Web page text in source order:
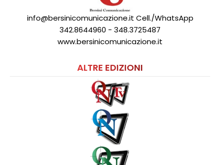
info@bersinicomunicazione.it Cell./WhatsApp
342.8644960 - 348.3725487
www.bersinicomunicazione.it
ALTRE EDIZIONI